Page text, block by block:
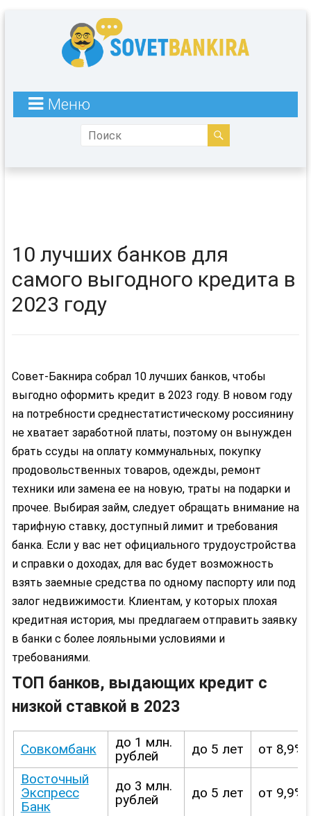
Меню
10 лучших банков для
самого выгодного кредита в
2023 году
Совет-Бакнира собрал 10 лучших банков, чтобы
выгодно оформить кредит в 2023 году. В новом году
на потребности среднестатистическому россиянину
не хватает заработной платы, поэтому он вынужден
брать ссуды на оплату коммунальных, покупку
продовольственных товаров, одежды, ремонт
техники или замена ее на новую, траты на подарки и
прочее. Выбирая займ, следует обращать внимание на
тарифную ставку, доступный лимит и требования
банка. Если у вас нет официального трудоуcтройства
и справки о доходах, для вас будет возможность
взять заемные средства по одному паспорту или под
залог недвижимости. Клиентам, у которых плохая
кредитная история, мы предлагаем отправить заявку
в банки с более лояльными условиями и
требованиями.
ТОП банков, выдающих кредит с
низкой ставкой в 2023
Совкомбанк
до 1 млн.
рублей
до 5 лет
от 8,9%
Восточный
Экспресс
Банк
до 3 млн.
рублей
до 5 лет от 9,9%